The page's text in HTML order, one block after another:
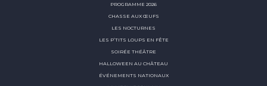
PROGRAMME 2026
CHASSE AUX ŒUFS
LES NOCTURNES
LES P’TITS LOUPS EN FÊTE
SOIRÉE THÉÂTRE
HALLOWEEN AU CHÂTEAU
ÉVÉNEMENTS NATIONAUX